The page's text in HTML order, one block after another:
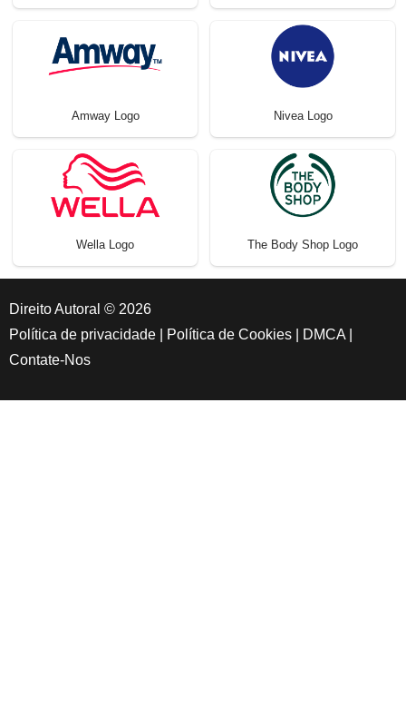
Amway Logo Nivea Logo
Wella Logo The Body Shop Logo
Direito Autoral © 2026
Política de privacidade
Política de Cookies DMCA|
Contate-Nos